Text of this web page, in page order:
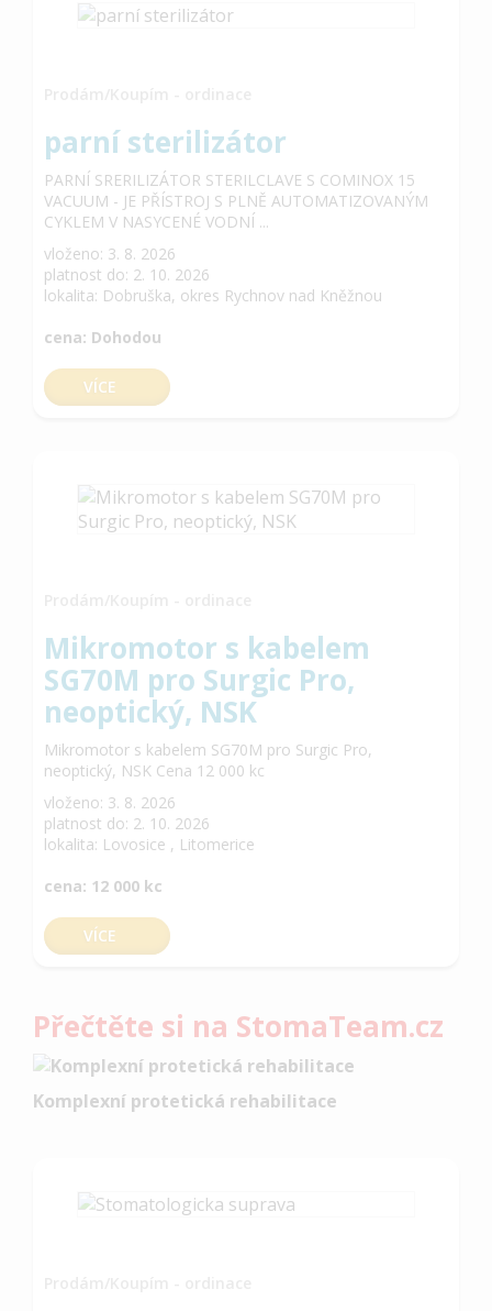
parní sterilizátor
PARNÍ SRERILIZÁTOR STERILCLAVE S COMINOX 15
VACUUM - JE PŘÍSTROJ S PLNĚ AUTOMATIZOVANÝM
CYKLEM V NASYCENÉ VODNÍ ...
vloženo: 3. 8. 2026
platnost do: 2. 10. 2026
lokalita: Dobruška, okres Rychnov nad Kněžnou
cena: Dohodou
VÍCE
Mikromotor s kabelem
SG70M pro Surgic Pro,
neoptický, NSK
Mikromotor s kabelem SG70M pro Surgic Pro,
neoptický, NSK Cena 12 000 kc
vloženo: 3. 8. 2026
platnost do: 2. 10. 2026
lokalita: Lovosice , Litomerice
cena: 12 000 kc
VÍCE
Přečtěte si na StomaTeam.cz
Komplexní protetická rehabilitace